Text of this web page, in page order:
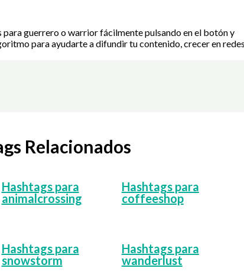
para guerrero o warrior fácilmente pulsando en el botón y
para ayudarte a difundir tu contenido, crecer en redes
Relacionados
Hashtags para
animalcrossing
Hashtags para
coffeeshop
Hashtags para
snowstorm
Hashtags para
wanderlust